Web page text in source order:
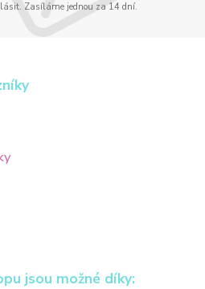
Zasíláme jednou za 14 dní.
jsou možné díky: